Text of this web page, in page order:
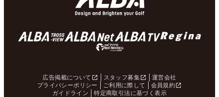
広告掲載について スタッフ募集
運営会社
プライバシーポリシー
ご利用に際して
会員規約
ガイドライン
特定商取引法に基づく表示